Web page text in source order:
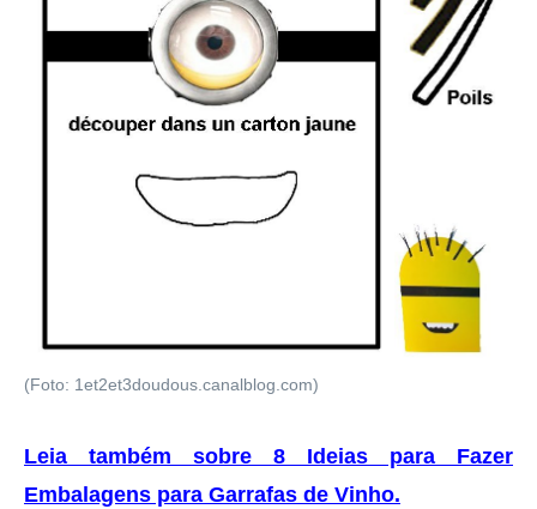
(Foto: 1et2et3doudous.canalblog.com)
Leia também sobre 8 Ideias para Fazer
Embalagens para Garrafas de Vinho.